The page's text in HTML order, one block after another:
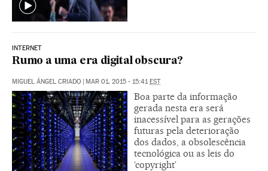
INTERNET
Rumo a uma era digital obscura?
MIGUEL ÁNGEL CRIADO | MAR 01, 2015 - 15:41EST
Boa parte da informação
gerada nesta era será
inacessível para as gerações
futuras pela deterioração
dos dados, a obsolescência
tecnológica ou as leis do
‘copyright’